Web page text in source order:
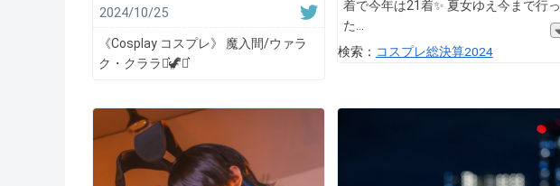
2024/10/25
《Cosplay コスプレ》 魔入間/ウァラ
ク・クララ⋆͛🦖⋆͛
着で今年は21着✨ 夏女ゆえ今まで行っ
た
検索： コスプレ総決算2024